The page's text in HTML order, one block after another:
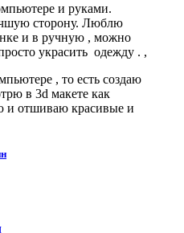
и руками.
сторону. Люблю
и в ручную , можно
украсить одежду . ,
, то есть создаю
в 3d макете как
и отшиваю красивые и